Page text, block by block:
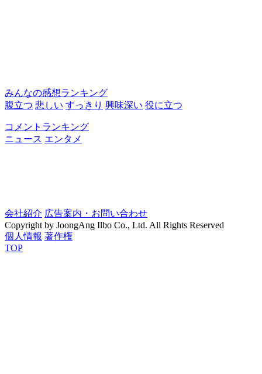
みんなの感想ランキング
腹立つ 悲しい すっきり 興味深い 役に立つ
コメントランキング
ニュース エンタメ
会社紹介 広告案内・お問い合わせ
Copyright by JoongAng Ilbo Co., Ltd. All Rights Reserved
個人情報 著作権
TOP